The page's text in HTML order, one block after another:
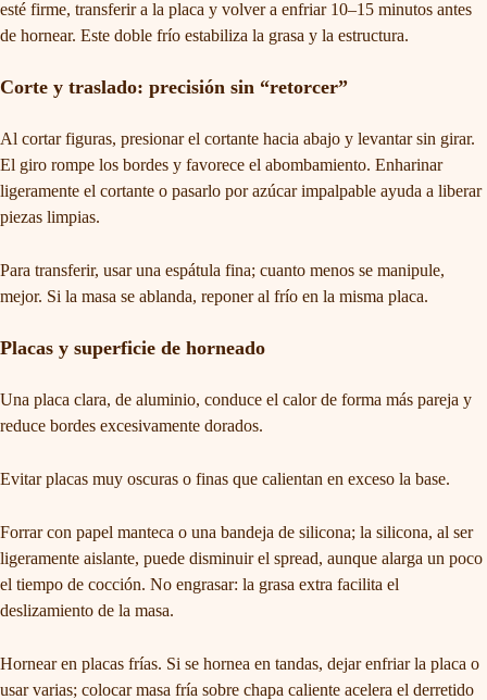
esté firme, transferir a la placa y volver a enfriar 10–15 minutos antes
de hornear. Este doble frío estabiliza la grasa y la estructura.
Corte y traslado: precisión sin “retorcer”
Al cortar figuras, presionar el cortante hacia abajo y levantar sin girar.
El giro rompe los bordes y favorece el abombamiento. Enharinar
ligeramente el cortante o pasarlo por azúcar impalpable ayuda a liberar
piezas limpias.
Para transferir, usar una espátula fina; cuanto menos se manipule,
mejor. Si la masa se ablanda, reponer al frío en la misma placa.
Placas y superficie de horneado
Una placa clara, de aluminio, conduce el calor de forma más pareja y
reduce bordes excesivamente dorados.
Evitar placas muy oscuras o finas que calientan en exceso la base.
Forrar con papel manteca o una bandeja de silicona; la silicona, al ser
ligeramente aislante, puede disminuir el spread, aunque alarga un poco
el tiempo de cocción. No engrasar: la grasa extra facilita el
deslizamiento de la masa.
Hornear en placas frías. Si se hornea en tandas, dejar enfriar la placa o
usar varias; colocar masa fría sobre chapa caliente acelera el derretido